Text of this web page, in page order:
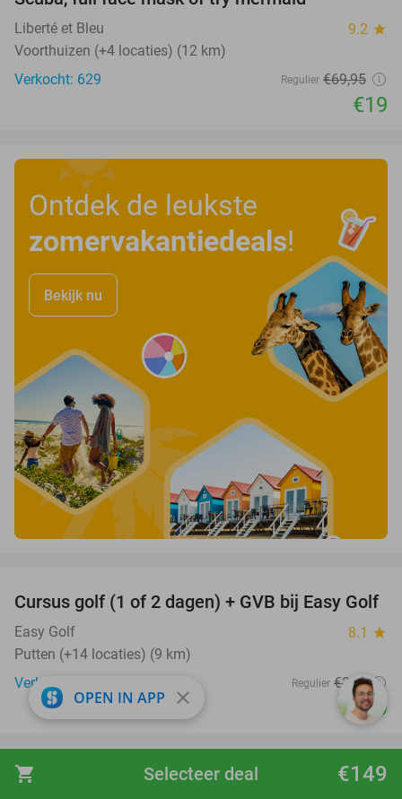
shopping_cart €149
Selecteer deal
Liberté et Bleu 9.2 star
Voorthuizen (+4 locaties) (12 km)
Verkocht: 629
Regulier €69,95
€19
Ontdek de leukste
zomervakantiedeals!
Bekijk nu
60%
Cursus golf (1 of 2 dagen) + GVB bij Easy Golf
Easy Golf 8.1 star
Putten (+14 locaties) (9 km)
Verkocht: 683
Regulier €249
€99
41%
Sloep varen (2 uur) voor 6 personen inclusief
OPEN IN APP close